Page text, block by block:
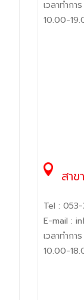
เวลาทำก
10.00-
สาข
Tel :
E-mail :
เวลาทำก
10.00-